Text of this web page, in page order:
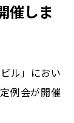
催しま
ル」におい
例会が開催